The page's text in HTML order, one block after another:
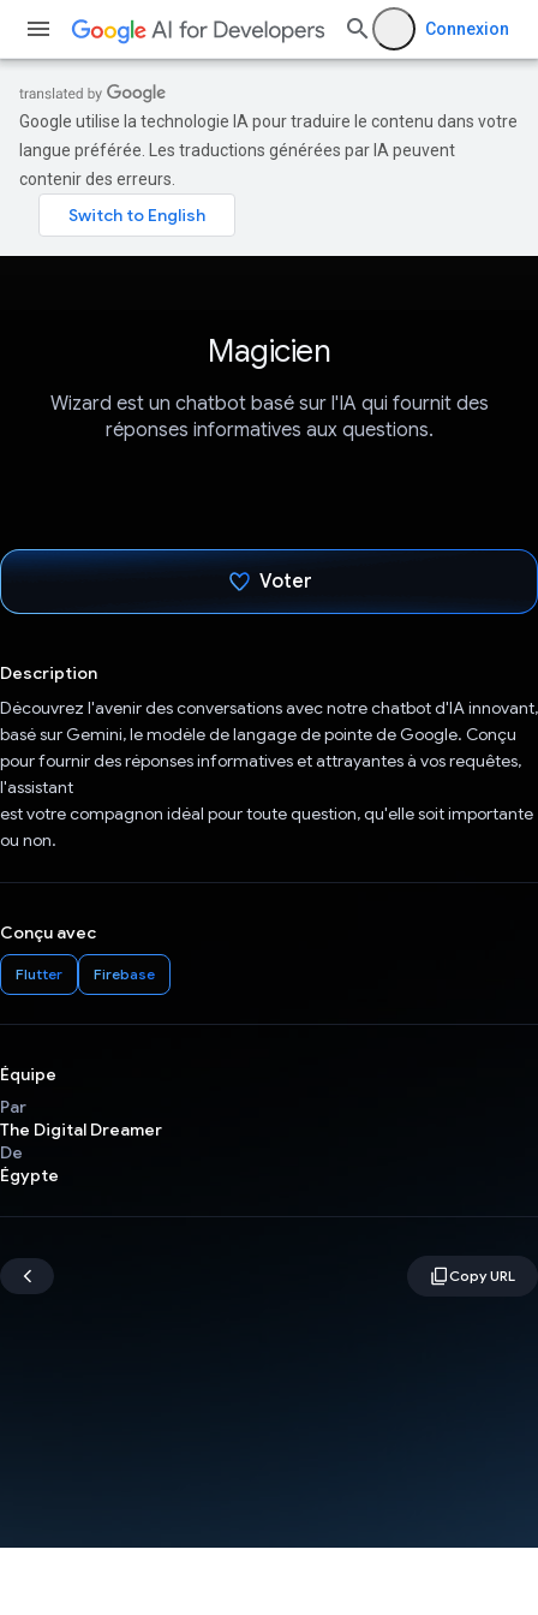
Connexion
Google utilise la technologie IA pour traduire le contenu dans votre
langue préférée. Les traductions générées par IA peuvent
contenir des erreurs.
Magicien
Wizard est un chatbot basé sur l'IA qui fournit des
réponses informatives aux questions.
Voter
Description
Découvrez l'avenir des conversations avec notre chatbot d'IA innovant,
basé sur Gemini, le modèle de langage de pointe de Google. Conçu
pour fournir des réponses informatives et attrayantes à vos requêtes,
l'assistant
est votre compagnon idéal pour toute question, qu'elle soit importante
ou non.
Conçu avec
Flutter Firebase
Équipe
Par
The Digital Dreamer
De
Égypte